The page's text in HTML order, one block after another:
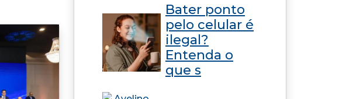
Bater ponto
pelo celular é
ilegal?
Entenda o
que s